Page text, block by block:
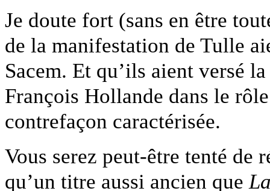
Je doute fort (sans en être
de la manifestation de Tulle
Sacem. Et qu’ils aient versé
François Hollande dans le
contrefaçon caractérisée.
Vous serez peut-être tenté de
qu’un titre aussi ancien que